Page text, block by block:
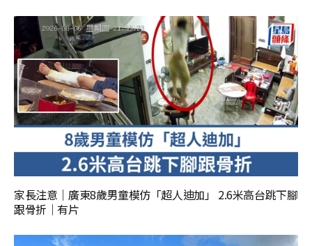
家長注意｜廣東8歲男童模仿「超人迪加」 2.6米高台跳下腳
跟骨折｜有片